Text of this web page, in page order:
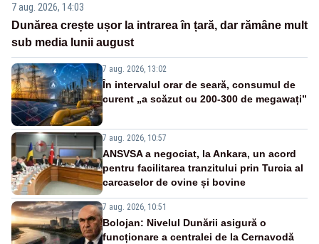
7 aug. 2026, 14:03
Dunărea crește ușor la intrarea în țară, dar rămâne mult
sub media lunii august
7 aug. 2026, 13:02
În intervalul orar de seară, consumul de
curent „a scăzut cu 200-300 de megawați”
7 aug. 2026, 10:57
ANSVSA a negociat, la Ankara, un acord
pentru facilitarea tranzitului prin Turcia al
carcaselor de ovine și bovine
7 aug. 2026, 10:51
Bolojan: Nivelul Dunării asigură o
funcționare a centralei de la Cernavodă